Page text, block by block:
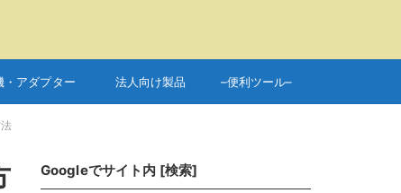
・アダプター 法人向け製品 –便利ツール–
Googleでサイト内 [検索]